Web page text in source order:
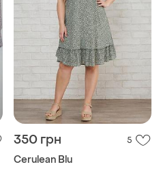
350 грн 5
Cerulean Blu